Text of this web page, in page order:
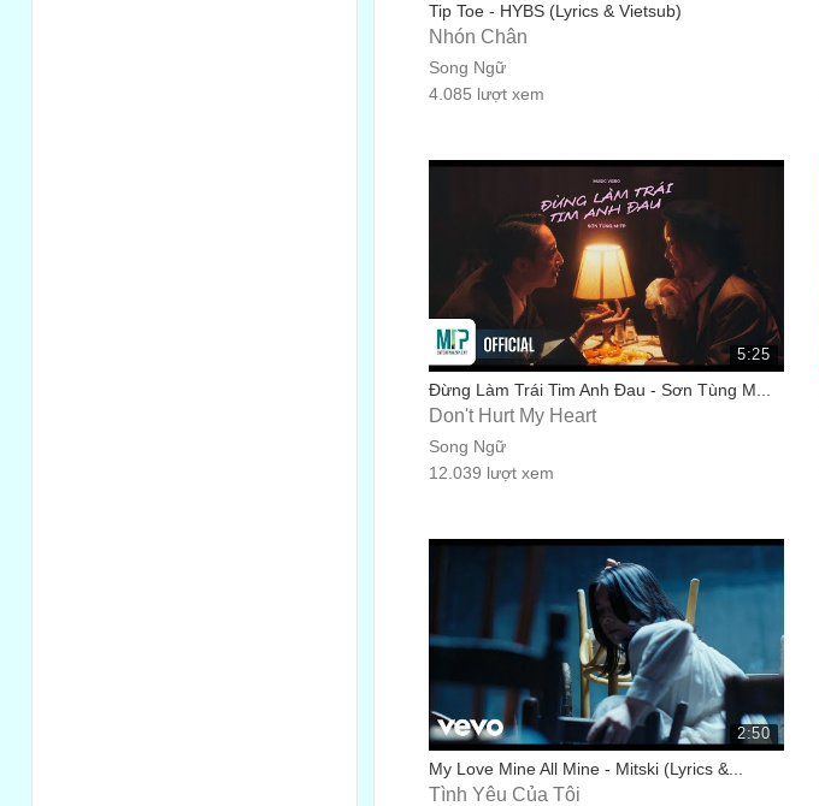
Tip Toe - HYBS (Lyrics & Vietsub)
Nhón Chân
Song Ngữ
4.085 lượt xem
5:25
Đừng Làm Trái Tim Anh Đau - Sơn Tùng M...
Don't Hurt My Heart
Song Ngữ
12.039 lượt xem
2:50
My Love Mine All Mine - Mitski (Lyrics &...
Tình Yêu Của Tôi